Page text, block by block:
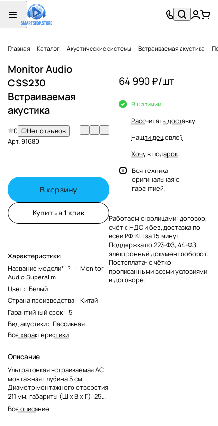
Главная Каталог Акустические системы Встраиваемая акустика
Monitor Audio
CSS230
Встраиваемая
акустика
0
Нет отзывов
Арт.91680
В корзину
Купить в 1 клик
Характеристики
Название модели* ? : Monitor
Audio Superslim
Цвет: Белый
Страна производства: Китай
Гарантийный срок: 5
Вид акустики: Пассивная
Все характеристики
Описание
Ультратонкая встраиваемая АС,
монтажная глубина 5 см,
Диаметр монтажного отверстия
211 мм, габариты (Ш х В х Г): 250
x 250 x 54 мм, мощность (RMS)
40 Вт (для полного диапазона)
Все описание
64 990 ₽/шт
В наличии
Рассчитать доставку
Нашли дешевле?
Хочу в подарок
Вся техника
оригинальная с
гарантией.
Работаем с юрлицами: договор,
счёт с НДС и без, доставка по
всей РФ, КП за 15 минут.
Поддержка по 223-ФЗ, 44-ФЗ,
электронный документооборот.
Постоплата- с чётко
прописанными всеми условиями
в договоре.